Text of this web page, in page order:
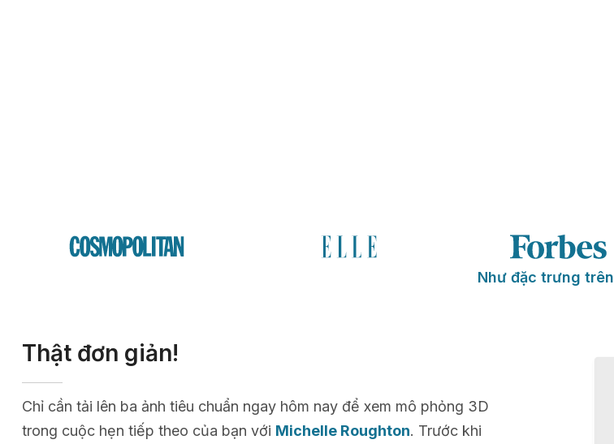
Như đặc trưng trên
Thật đơn giản!
Chỉ cần tải lên ba ảnh tiêu chuẩn ngay hôm nay để xem mô phỏng 3D
trong cuộc hẹn tiếp theo của bạn với Michelle Roughton. Trước khi